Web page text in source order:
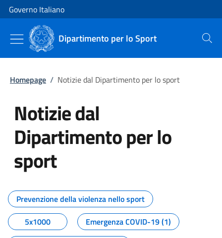
Vai al contenuto
Vai alla navigazione del sito
Governo Italiano
Dipartimento per lo Sport Cerca
Homepage / Notizie dal Dipartimento per lo sport
Notizie dal
Dipartimento per lo
sport
Tutti i contenuti della pagina
Prevenzione della violenza nello sport
5x1000
Emergenza COVID-19 (1)